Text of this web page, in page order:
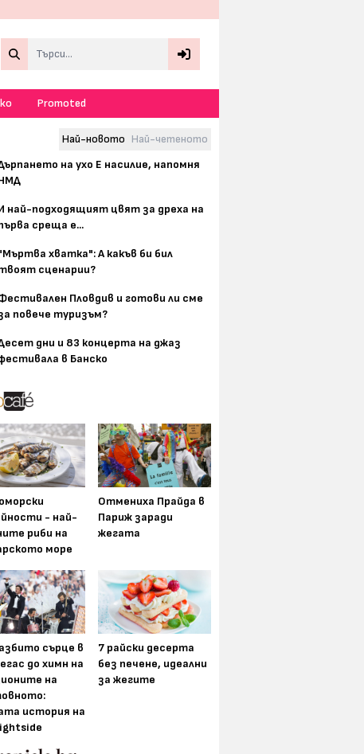
Promoted
Най-новото Най-четеното
на ухо Е насилие, напомня
най-подходящият цвят за дреха на
среща е...
хватка": А какъв би бил
сценарии?
Пловдив и готови ли сме
повече туризъм?
дни и 83 концерта на джаз
в Банско
- най-
риби на
море
Отмениха Прайда в
Париж заради
жегата
сърце в
до химн на
на
история на
7 райски десерта
без печене, идеални
за жегите